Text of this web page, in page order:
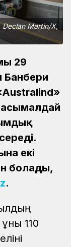
Declan Martin/X,
29
Банбери
екі
болады,
.
110